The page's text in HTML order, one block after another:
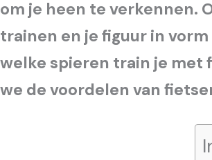
om je heen te verkennen.
trainen en je figuur in
welke spieren train je met
we de voordelen van